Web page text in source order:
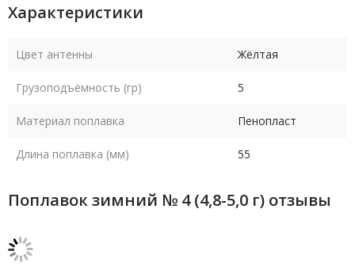
Характеристики
Цвет антенны Жёлтая
Грузоподъёмность (гр) 5
Материал поплавка Пенопласт
Длина поплавка (мм) 55
Поплавок зимний № 4 (4,8-5,0 г) отзывы